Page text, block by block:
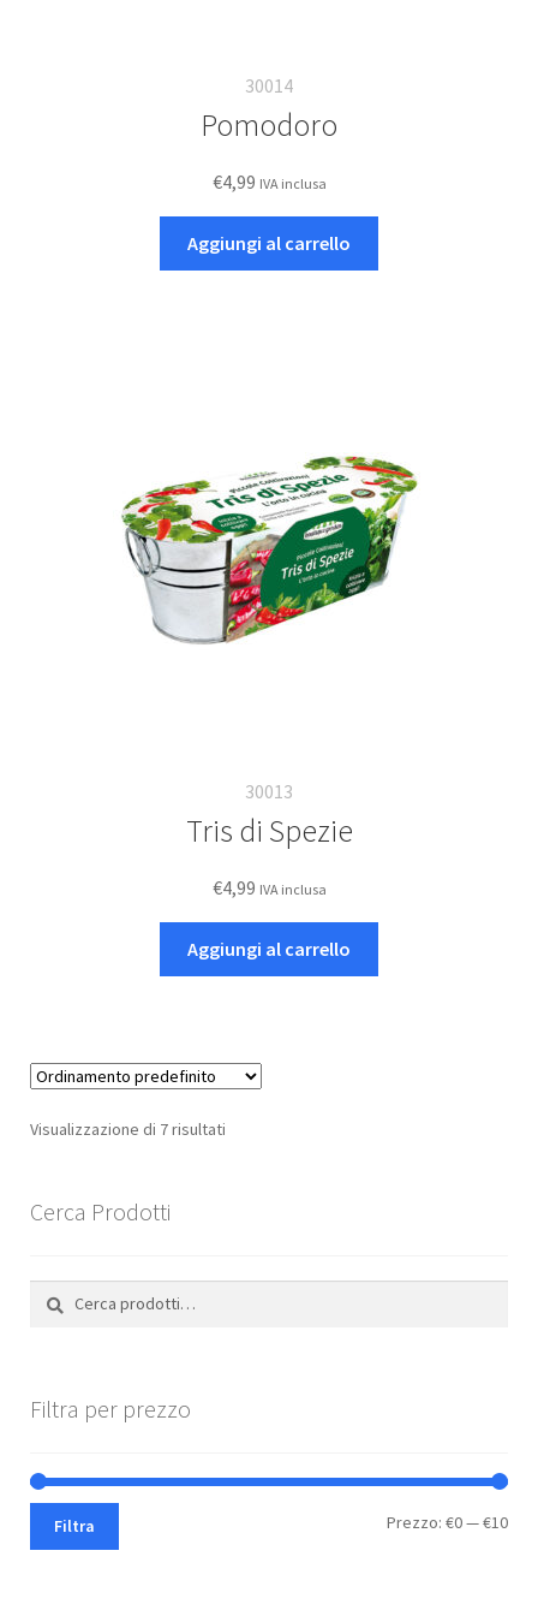
30014
Pomodoro
€4,99 IVA inclusa
Aggiungi al carrello
30013
Tris di Spezie
€4,99 IVA inclusa
Aggiungi al carrello
Visualizzazione di 7 risultati
Cerca Prodotti
Cerca:
Cerca
Filtra per prezzo
Filtra Prezzo: €0—€10